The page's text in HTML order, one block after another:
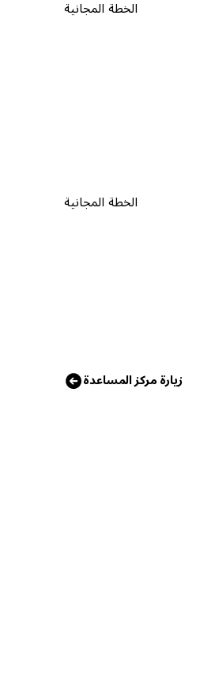
الخطة المجانية
الخطة المجانية
زيارة مركز المساعدة